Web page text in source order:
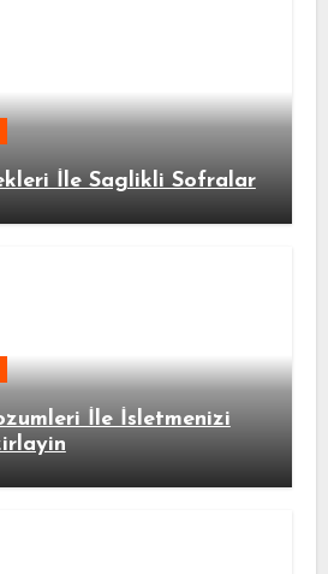
İle Saglikli Sofralar
İle İsletmenizi